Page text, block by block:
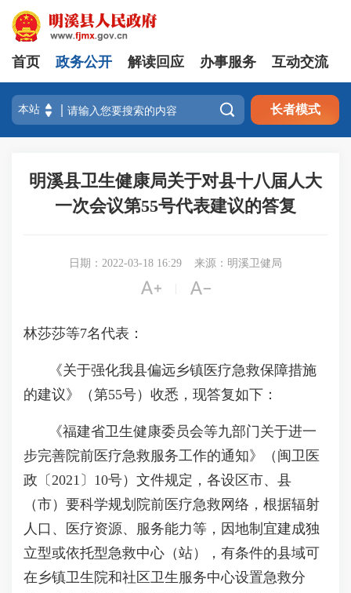
首页 政务公开 解读回应 办事服务 互动交流
 长者模式
明溪县卫生健康局关于对县十八届人大
一次会议第55号代表建议的答复
日期：2022-03-18 16:29 来源：明溪卫健局
 
林莎莎等7名代表：
《关于强化我县偏远乡镇医疗急救保障措施
的建议》（第55号）收悉，现答复如下：
《福建省卫生健康委员会等九部门关于进一
步完善院前医疗急救服务工作的通知》（闽卫医
政〔2021〕10号）文件规定，各设区市、县
（市）要科学规划院前医疗急救网络，根据辐射
人口、医疗资源、服务能力等，因地制宜建成独
立型或依托型急救中心（站），有条件的县域可
在乡镇卫生院和社区卫生服务中心设置急救分